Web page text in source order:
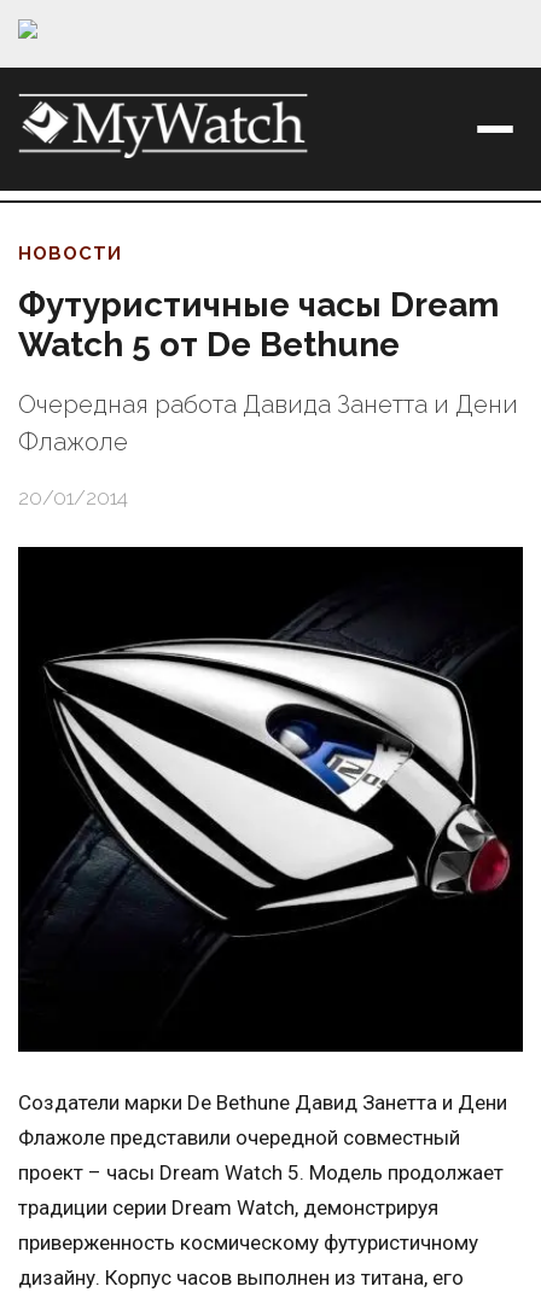
НОВОСТИ
Футуристичные часы Dream
Watch 5 от De Bethune
Очередная работа Давида Занетта и Дени
Флажоле
20/01/2014
Создатели марки De Bethune Давид Занетта и Дени
Флажоле представили очередной совместный
проект – часы Dream Watch 5. Модель продолжает
традиции серии Dream Watch, демонстрируя
приверженность космическому футуристичному
дизайну. Корпус часов выполнен из титана, его